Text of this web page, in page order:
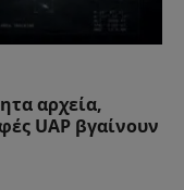
αρχεία,
UAP βγαίνουν